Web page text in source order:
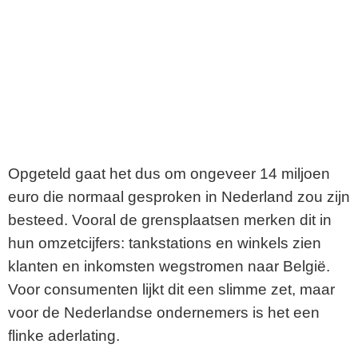
Opgeteld gaat het dus om ongeveer 14 miljoen
euro die normaal gesproken in Nederland zou zijn
besteed. Vooral de grensplaatsen merken dit in
hun omzetcijfers: tankstations en winkels zien
klanten en inkomsten wegstromen naar België.
Voor consumenten lijkt dit een slimme zet, maar
voor de Nederlandse ondernemers is het een
flinke aderlating.